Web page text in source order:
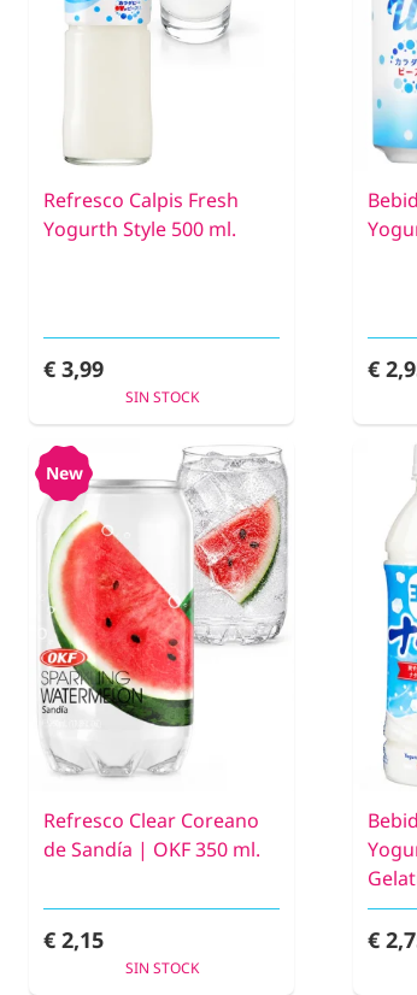
Refresco Calpis Fresh
Yogurth Style 500 ml.
€ 3,99
SIN STOCK
€
New
Refresco Clear Coreano
de Sandía | OKF 350 ml.
€ 2,15
SIN STOCK
€